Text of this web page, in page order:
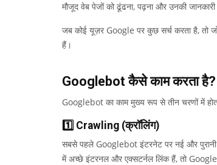
मौजूद वेब पेजों को ढूंढना, पढ़ना और उनकी
जब कोई यूज़र Google पर कुछ सर्च करता है, तो
हैं।
Googlebot कैसे काम करता है?
Googlebot का काम मुख्य रूप से तीन चरणों में
1️⃣ Crawling (क्रॉलिंग)
सबसे पहले Googlebot इंटरनेट पर नई और
में अच्छे इंटरनल और एक्सटर्नल लिंक हैं, तो